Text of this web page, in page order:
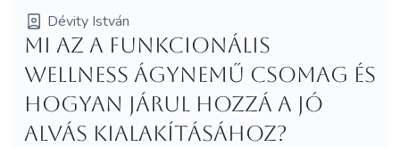
Dévity István
Mi az a funkcionális
wellness ágynemű csomag és
hogyan járul hozzá a jó
alvás kialakításához?